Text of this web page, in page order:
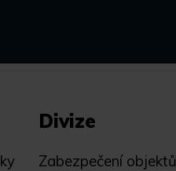
Divize
Zabezpečení objektů